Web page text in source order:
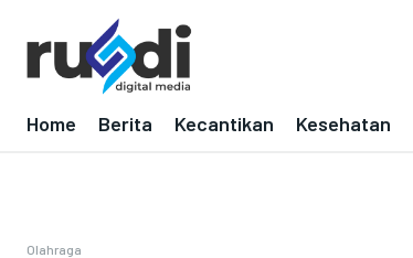
Home Berita Kecantikan Kesehatan
Olahraga